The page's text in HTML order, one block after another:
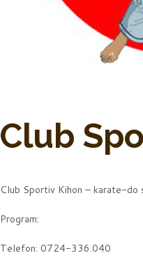
Club
Club Sportiv Kihon – karate-do
Program:
Telefon: 0724-336.040